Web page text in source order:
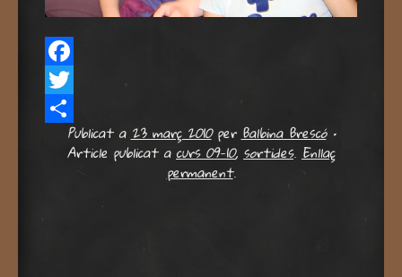
Facebook
Twitter
Comparteix
Publicat a23 març 2010perBalbina Brescó •
Article publicat acurs 09-10, sortides. Enllaç
permanent.